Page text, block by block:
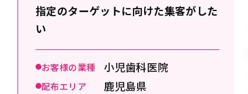
指定のターゲットに向けた集客がした
い
お客様の業種 小児歯科医院
配布エリア 鹿児島県